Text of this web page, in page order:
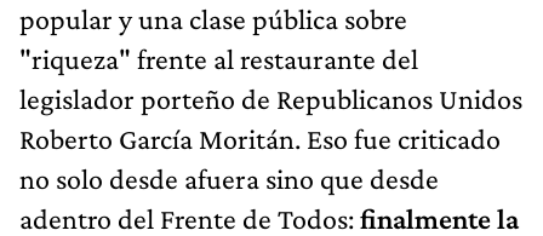
popular y una clase pública sobre
"riqueza" frente al restaurante del
legislador porteño de Republicanos Unidos
Roberto García Moritán. Eso fue criticado
no solo desde afuera sino que desde
adentro del Frente de Todos:finalmente la